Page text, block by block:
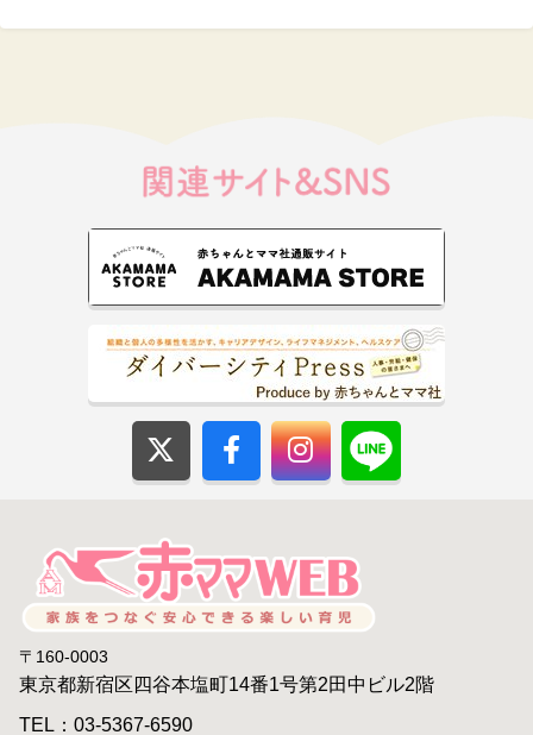
〒160-0003
東京都新宿区四谷本塩町14番1号第2田中ビル2階
TEL：03-5367-6590